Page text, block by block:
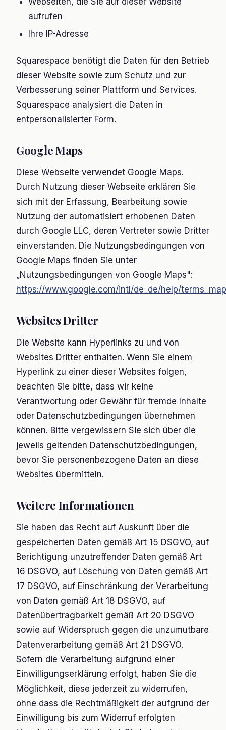
aufrufen
Ihre IP-Adresse
Squarespace benötigt die Daten für den Betrieb
dieser Website sowie zum Schutz und zur
Verbesserung seiner Plattform und Services.
Squarespace analysiert die Daten in
entpersonalisierter Form.
Google Maps
Diese Webseite verwendet Google Maps.
Durch Nutzung dieser Webseite erklären Sie
sich mit der Erfassung, Bearbeitung sowie
Nutzung der automatisiert erhobenen Daten
durch Google LLC, deren Vertreter sowie Dritter
einverstanden. Die Nutzungsbedingungen von
Google Maps finden Sie unter
„Nutzungsbedingungen von Google Maps":
https://www.google.com/intl/de_de/help/
Websites Dritter
Die Website kann Hyperlinks zu und von
Websites Dritter enthalten. Wenn Sie einem
Hyperlink zu einer dieser Websites folgen,
beachten Sie bitte, dass wir keine
Verantwortung oder Gewähr für fremde Inhalte
oder Datenschutzbedingungen übernehmen
können. Bitte vergewissern Sie sich über die
jeweils geltenden Datenschutzbedingungen,
bevor Sie personenbezogene Daten an diese
Websites übermitteln.
Weitere Informationen
Sie haben das Recht auf Auskunft über die
gespeicherten Daten gemäß Art 15 DSGVO, auf
Berichtigung unzutreffender Daten gemäß Art
16 DSGVO, auf Löschung von Daten gemäß Art
17 DSGVO, auf Einschränkung der Verarbeitung
von Daten gemäß Art 18 DSGVO, auf
Datenübertragbarkeit gemäß Art 20 DSGVO
sowie auf Widerspruch gegen die unzumutbare
Datenverarbeitung gemäß Art 21 DSGVO.
Sofern die Verarbeitung aufgrund einer
Einwilligungserklärung erfolgt, haben Sie die
Möglichkeit, diese jederzeit zu widerrufen,
ohne dass die Rechtmäßigkeit der aufgrund der
Einwilligung bis zum Widerruf erfolgten